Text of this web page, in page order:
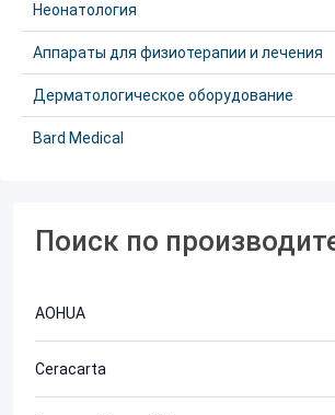
Неонатология
Аппараты для физиотерапии и лечения
Дерматологическое оборудование
Bard Medical
Поиск по
AOHUA
Ceracarta